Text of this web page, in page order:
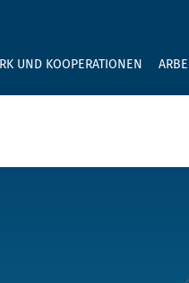
UND KOOPERATIONEN
GEBEN SIE